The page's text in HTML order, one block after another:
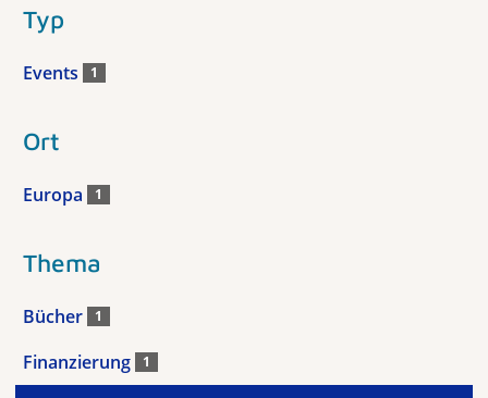
Typ
Events 1
Ort
Europa 1
Thema
Bücher 1
Finanzierung 1